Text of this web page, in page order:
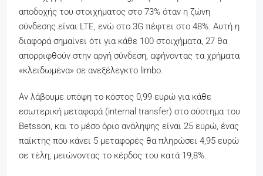
αποδοχής του στοιχήματος στο 73% όταν η ζώνη
σύνδεσης είναι LTE, ενώ στο 3G πέφτει στο 48%. Αυτή η
διαφορά σημαίνει ότι για κάθε 100 στοιχήματα, 27 θα
απορριφθούν στην αργή σύνδεση, αφήνοντας τα χρήματα
«κλειδωμένα» σε ανεξέλεγκτο limbo.
Αν λάβουμε υπόψη το κόστος 0,99 ευρώ για κάθε
εσωτερική μεταφορά (internal transfer) στο σύστημα του
Betsson, και το μέσο όριο ανάληψης είναι 25 ευρώ, ένας
παίκτης που κάνει 5 μεταφορές θα πληρώσει 4,95 ευρώ
σε τέλη, μειώνοντας το κέρδος του κατά 19,8%.